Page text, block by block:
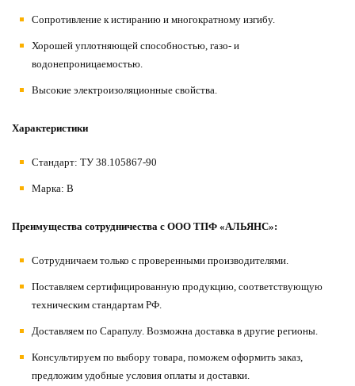
Сопротивление к истиранию и многократному изгибу.
Хорошей уплотняющей способностью, газо- и
водонепроницаемостью.
Высокие электроизоляционные свойства.
Характеристики
Стандарт: ТУ 38.105867-90
Марка: В
Преимущества сотрудничества с ООО ТПФ «АЛЬЯНС»:
Сотрудничаем только с проверенными производителями.
Поставляем сертифицированную продукцию, соответствующую
техническим стандартам РФ.
Доставляем по Сарапулу. Возможна доставка в другие регионы.
Консультируем по выбору товара, поможем оформить заказ,
предложим удобные условия оплаты и доставки.